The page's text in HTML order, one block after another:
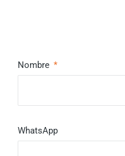
Nombre
WhatsApp